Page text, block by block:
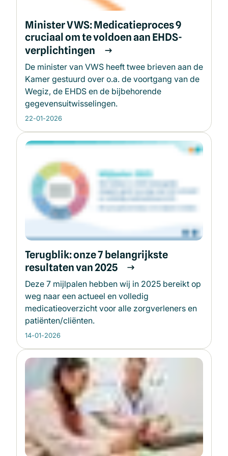
Minister VWS: Medicatieproces 9
cruciaal om te voldoen aan EHDS-
verplichtingen
De minister van VWS heeft twee brieven aan de
Kamer gestuurd over o.a. de voortgang van de
Wegiz, de EHDS en de bijbehorende
gegevensuitwisselingen.
22-01-2026
Terugblik: onze 7 belangrijkste
resultaten van 2025
Deze 7 mijlpalen hebben wij in 2025 bereikt op
weg naar een actueel en volledig
medicatieoverzicht voor alle zorgverleners en
patiënten/cliënten.
14-01-2026